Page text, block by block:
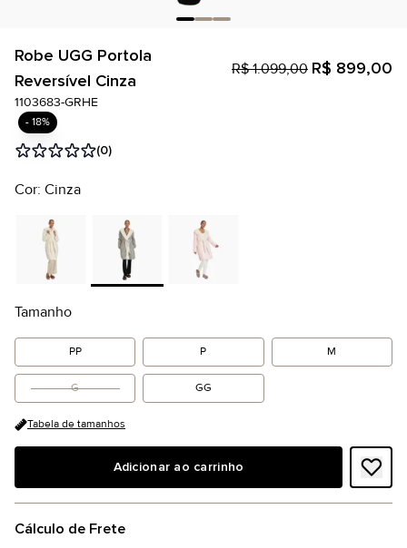
Robe UGG Portola
Reversível Cinza
R$ 1.099,00 R$ 899,00
1103683-GRHE
- 18%
(0)
Cor: Cinza
Tamanho
PP P M
G GG
Tabela de tamanhos
Adicionar ao carrinho
Cálculo de Frete